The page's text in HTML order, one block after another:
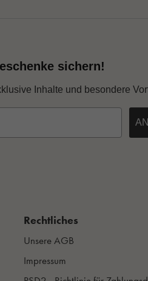
sichern!
Inhalte und besondere
Rechtliches
Unsere AGB
Impressum